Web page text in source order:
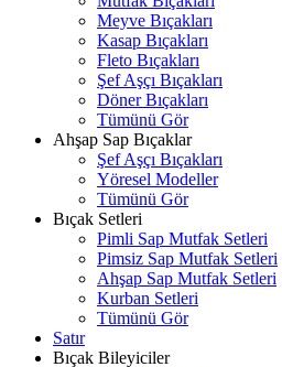
Meyve Bıçakları
Kasap Bıçakları
Fleto Bıçakları
Şef Aşçı Bıçakları
Döner Bıçakları
Tümünü Gör
Ahşap Sap Bıçaklar
Şef Aşçı Bıçakları
Yöresel Modeller
Tümünü Gör
Bıçak Setleri
Pimli Sap Mutfak Setleri
Pimsiz Sap Mutfak Setleri
Ahşap Sap Mutfak Setleri
Kurban Setleri
Tümünü Gör
Satır
Bıçak Bileyiciler